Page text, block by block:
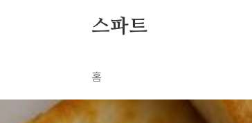
스파트
홈